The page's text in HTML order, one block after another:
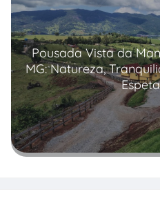
Pousada Vista da
MG: Natureza,
Read